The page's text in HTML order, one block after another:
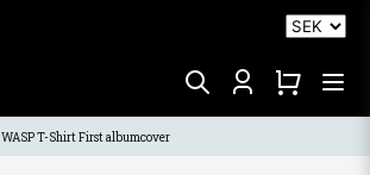
WASP T-Shirt First albumcover